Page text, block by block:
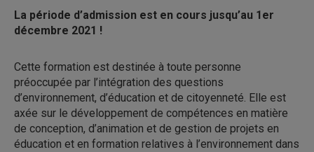
La période d’admission est en cours jusqu’au 1er
décembre 2021 !
Cette formation est destinée à toute personne
préoccupée par l’intégration des questions
d’environnement, d’éducation et de citoyenneté. Elle est
axée sur le développement de compétences en matière
de conception, d’animation et de gestion de projets en
éducation et en formation relatives à l’environnement dans